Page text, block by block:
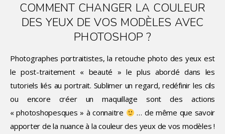
COMMENT CHANGER LA COULEUR
DES YEUX DE VOS MODÈLES AVEC
PHOTOSHOP ?
Photographes portraitistes, la retouche photo des yeux est
le post-traitement « beauté » le plus abordé dans les
tutoriels liés au portrait. Sublimer un regard, redéfinir les cils
ou encore créer un maquillage sont des actions
« photoshopesques » à connaitre
… de même que savoir
apporter de la nuance à la couleur des yeux de vos modèles !